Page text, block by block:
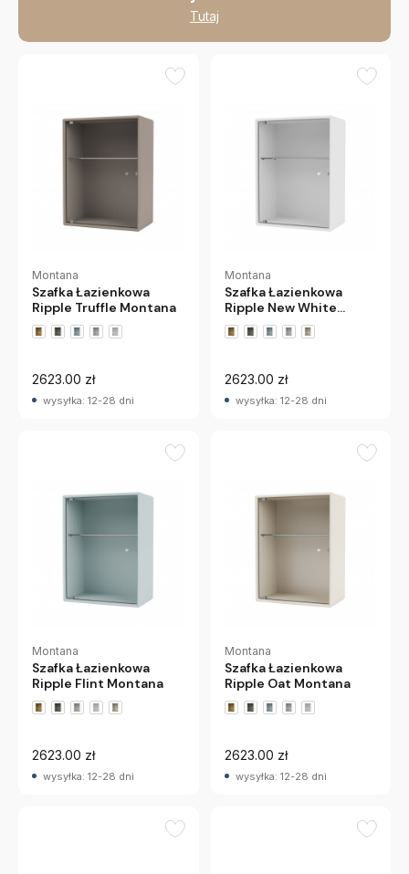
Tutaj
Montana
Szafka Łazienkowa
Ripple Truffle Montana
2623.00 zł
wysyłka: 12-28 dni
Montana
Szafka Łazienkowa
Ripple New White
Montana
2623.00 zł
wysyłka: 12-28 dni
Montana
Szafka Łazienkowa
Ripple Flint Montana
2623.00 zł
wysyłka: 12-28 dni
Montana
Szafka Łazienkowa
Ripple Oat Montana
2623.00 zł
wysyłka: 12-28 dni